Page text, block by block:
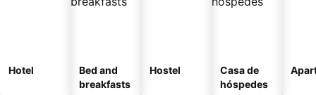
Hotel
Bed and
breakfasts
Hostel
Casa de
hóspedes